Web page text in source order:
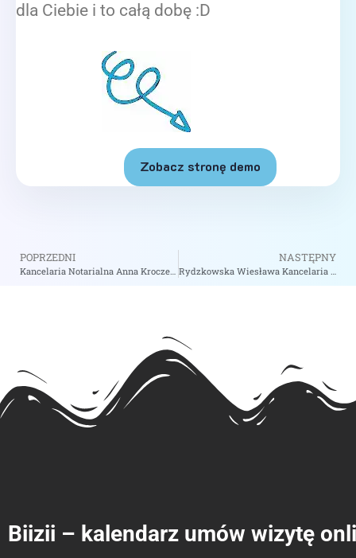
dla Ciebie i to całą dobę :D
Zobacz stronę demo
POPRZEDNI NASTĘPNY
Biizii – kalendarz umów wizytę